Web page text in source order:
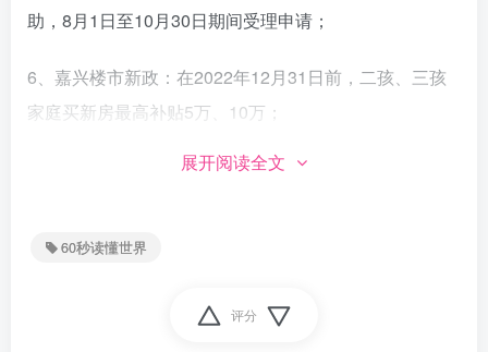
助，8月1日至10月30日期间受理申请；
6、嘉兴楼市新政：在2022年12月31日前，二孩、三孩
家庭买新房最高补贴5万、10万；
7、网曝湖北一事业单位录取者笔试成绩仅3.17分，当
8、2日早上，苏州吴江区一沿街店铺疑燃气泄露引发爆
展开阅读全文
60秒读懂世界
评分